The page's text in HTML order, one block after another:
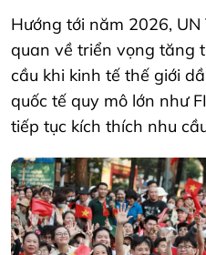
Hướng tới năm 2026,
quan về triển vọng tăng
cầu khi kinh tế thế giới
quốc tế quy mô lớn như
tiếp tục kích thích nhu